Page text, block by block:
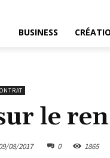
BUSINESS
le
08/2017 0 1865